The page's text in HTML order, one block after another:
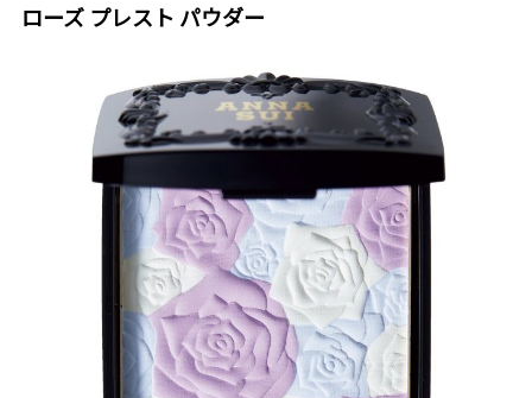
ローズ プレスト パウダー